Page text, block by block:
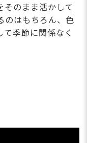
そのまま活かして
のはもちろん、色
季節に関係なく